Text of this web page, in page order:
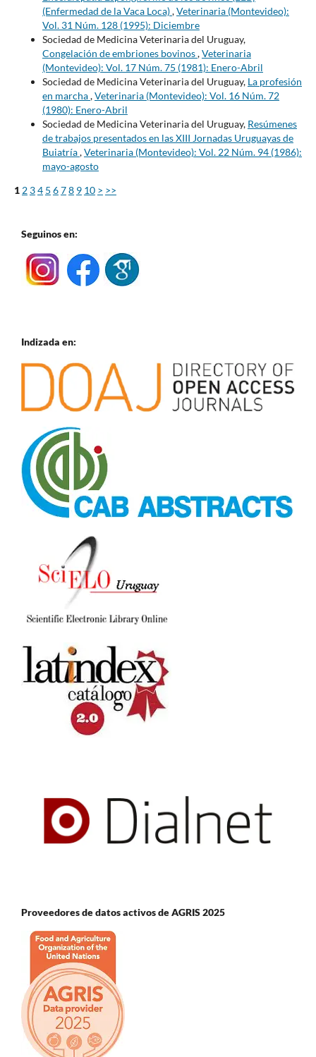
(Enfermedad de la Vaca Loca),Veterinaria (Montevideo):
Vol. 31 Núm. 128 (1995): Diciembre
Sociedad de Medicina Veterinaria del Uruguay,
Congelación de embriones bovinos,Veterinaria
(Montevideo): Vol. 17 Núm. 75 (1981): Enero-Abril
Sociedad de Medicina Veterinaria del Uruguay, La profesión
en marcha,Veterinaria (Montevideo): Vol. 16 Núm. 72
(1980): Enero-Abril
Sociedad de Medicina Veterinaria del Uruguay, Resúmenes
de trabajos presentados en las XIII Jornadas Uruguayas de
Buiatría,Veterinaria (Montevideo): Vol. 22 Núm. 94 (1986):
mayo-agosto
1 2 34 5 678 9 10 > >>
Seguinos en:
Indizada en:
Proveedores de datos activos de AGRIS 2025